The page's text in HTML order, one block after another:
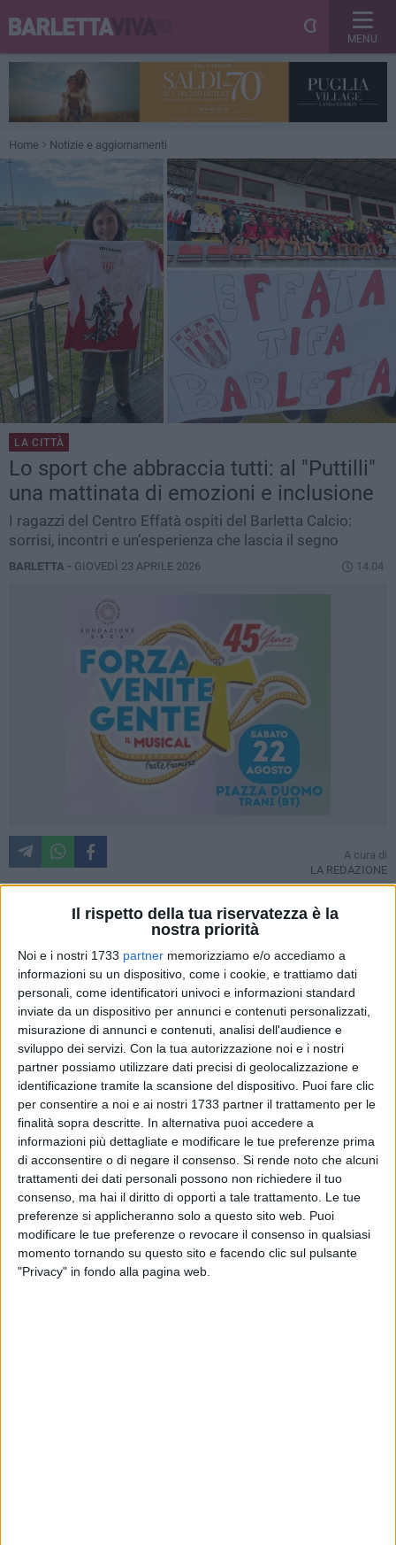
Il rispetto della tua riservatezza è la
nostra priorità
Noi e i nostri 1733 partner memorizziamo e/o accediamo a
informazioni su un dispositivo, come i cookie, e trattiamo dati
personali, come identificatori univoci e informazioni standard
inviate da un dispositivo per annunci e contenuti personalizzati,
misurazione di annunci e contenuti, analisi dell'audience e
sviluppo dei servizi. Con la tua autorizzazione noi e i nostri
partner possiamo utilizzare dati precisi di geolocalizzazione e
identificazione tramite la scansione del dispositivo. Puoi fare clic
per consentire a noi e ai nostri 1733 partner il trattamento per le
finalità sopra descritte. In alternativa puoi accedere a
informazioni più dettagliate e modificare le tue preferenze prima
di acconsentire o di negare il consenso. Si rende noto che alcuni
trattamenti dei dati personali possono non richiedere il tuo
consenso, ma hai il diritto di opporti a tale trattamento. Le tue
preferenze si applicheranno solo a questo sito web. Puoi
modificare le tue preferenze o revocare il consenso in qualsiasi
momento tornando su questo sito e facendo clic sul pulsante
"Privacy" in fondo alla pagina web.
MENU
Home Notizie e aggiornamenti
LA CITTÀ
Lo sport che abbraccia tutti: al "Puttilli"
una mattinata di emozioni e inclusione
I ragazzi del Centro Effatà ospiti del Barletta Calcio:
sorrisi, incontri e un’esperienza che lascia il segno
BARLETTA - GIOVEDÌ 23 APRILE 2026 14.04
A cura di
LA REDAZIONE
Una mattinata che resterà nel cuore. Oggi, allo
"Puttilli" , i ragazzi del Centro Diurno Effatà di Barletta hanno
vissuto un'esperienza fatta di emozioni autentiche e
momenti difficili da raccontare a parole. L'accoglienza
calorosa dei giocatori del Barletta Calcioe la naturalezza
con cui hanno aperto le porte del loro allenamento hanno
mostrato, ancora una volta, il volto più bello dello sport:
quello capace diabbattere barriere e parlare un linguaggio
universale, quello dell'inclusione.
I ragazzi hanno potuto assistere da vicino allasessione di
allenamento, vivendo il campo non più come spettatori
distanti, ma come parte integrante di una comunità. A bordo
campo, tra sorrisi, battute e sguardi pieni di entusiasmo, si è
creato un legame spontaneo e sincero con i calciatori,
trasformando una semplice visita in un ricordo prezioso.